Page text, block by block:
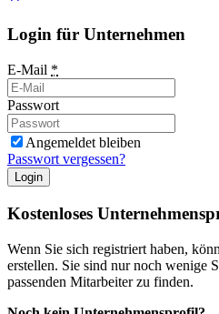
Login für Unternehmen
E-Mail *
Passwort
Angemeldet bleiben
Passwort vergessen?
Login
Kostenloses
Wenn Sie sich registriert haben,
erstellen. Sie sind nur noch wenige
passenden Mitarbeiter zu finden.